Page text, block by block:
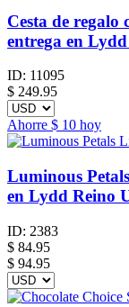
Cesta de
entrega en
ID: 11095
$ 249.95
Ahorre $ 10 hoy
Luminous
en Lydd Reino
ID: 2383
$ 84.95
$ 94.95